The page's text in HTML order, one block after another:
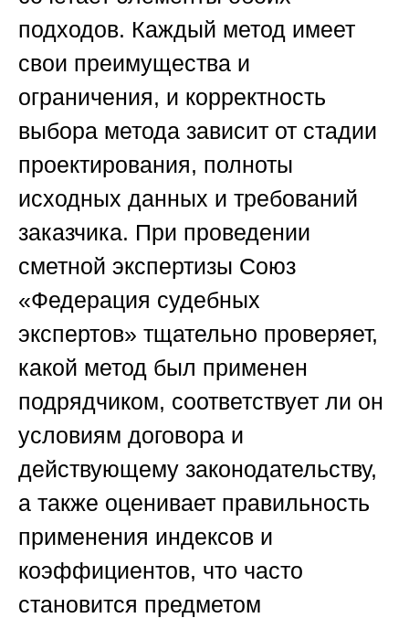
подходов. Каждый метод имеет
свои преимущества и
ограничения, и корректность
выбора метода зависит от стадии
проектирования, полноты
исходных данных и требований
заказчика. При проведении
сметной экспертизы Союз
«Федерация судебных
экспертов» тщательно проверяет,
какой метод был применен
подрядчиком, соответствует ли он
условиям договора и
действующему законодательству,
а также оценивает правильность
применения индексов и
коэффициентов, что часто
становится предметом